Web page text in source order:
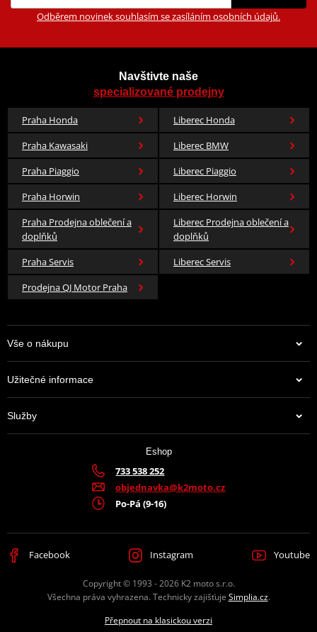
Odběrem novinek souhlasím se zasíláním osobních údajů.
Navštivte naše
specializované prodejny
Praha Honda
Liberec Honda
Praha Kawasaki
Liberec BMW
Praha Piaggio
Liberec Piaggio
Praha Horwin
Liberec Horwin
Praha Prodejna oblečení a
doplňků
Liberec Prodejna oblečení a
doplňků
Praha Servis
Liberec Servis
Prodejna QJ Motor Praha
Vše o nákupu
Užitečné informace
Služby
Eshop
733 538 252
objednavka@k2moto.cz
Po-Pá (9-16)
Facebook Instagram Youtube
Copyright © 1993 - 2026 K2 moto s.r.o.
Všechna práva vyhrazena. Technicky zajišťuje Simplia.cz.
Přepnout na klasickou verzi